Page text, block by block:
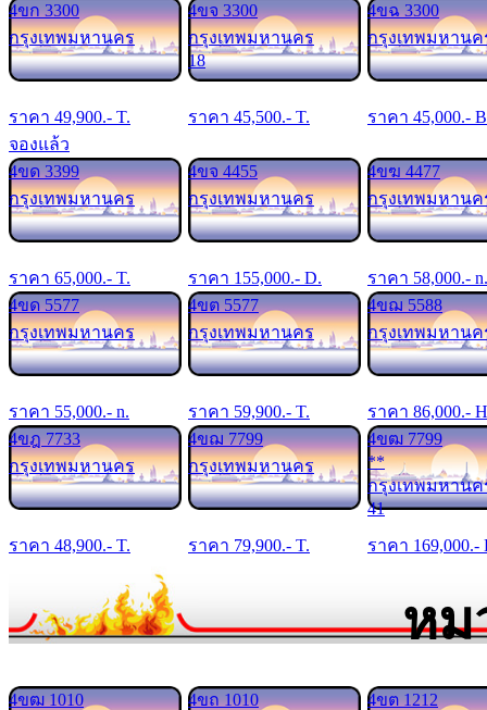
4ขก 3300
กรุงเทพมหานคร
ราคา 49,900.- T.
4ขจ 3300
กรุงเทพมหานคร
18
ราคา 45,500.- T.
4ขฉ 3300
กรุงเทพมหานค
ราคา 45,000.-
จองแล้ว
4ขด 3399
กรุงเทพมหานคร
ราคา 65,000.- T.
4ขจ 4455
กรุงเทพมหานคร
ราคา 155,000.- D.
4ขฆ 4477
กรุงเทพมหานค
ราคา 58,000.- n.
4ขด 5577
กรุงเทพมหานคร
ราคา 55,000.- n.
4ขต 5577
กรุงเทพมหานคร
ราคา 59,900.- T.
4ขฌ 5588
กรุงเทพมหานค
ราคา 86,000.-
4ขฎ 7733
กรุงเทพมหานคร
ราคา 48,900.- T.
4ขฌ 7799
กรุงเทพมหานคร
ราคา 79,900.- T.
4ขฒ 7799
**
กรุงเทพมหานค
41
ราคา 169,000.-
หม
4ขฒ 1010
4ขถ 1010
4ขต 1212